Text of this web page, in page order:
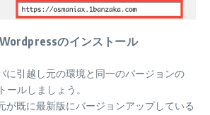
のインストール
に引越し元の環境と同一のバージョンの
ルしましょう。
が既に最新版にバージョンアップしている